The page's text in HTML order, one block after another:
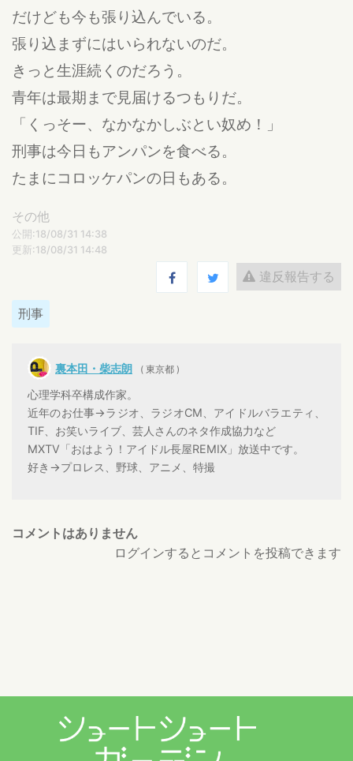
だけども今も張り込んでいる。
張り込まずにはいられないのだ。
きっと生涯続くのだろう。
青年は最期まで見届けるつもりだ。
「くっそー、なかなかしぶとい奴め！」
刑事は今日もアンパンを食べる。
たまにコロッケパンの日もある。
その他
公開:18/08/31 14:38
更新:18/08/31 14:48
違反報告する
刑事
裏本田・柴志朗 ( 東京都 )
心理学科卒構成作家。
近年のお仕事→ラジオ、ラジオCM、アイドルバラエティ、
TIF、お笑いライブ、芸人さんのネタ作成協力など
MXTV「おはよう！アイドル長屋REMIX」放送中です。
好き→プロレス、野球、アニメ、特撮
コメントはありません
ログインするとコメントを投稿できます